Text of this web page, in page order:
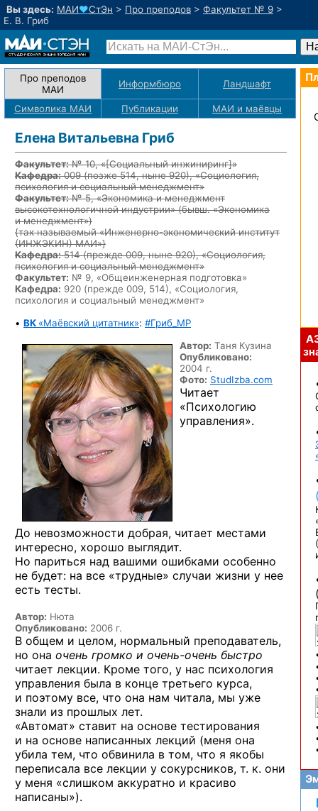
Вы здесь: МАИ♥СтЭн > Про преподов > Факультет № 9 >
Е. В. Гриб
Про преподов
МАИ
Информбюро Ландшафт
Символика МАИ Публикации МАИ и маёвцы
Елена Витальевна Гриб
Факультет:№ 10, «[Социальный инжиниринг]»
Кафедра:009(позже 514, ныне 920), «Социология,
психология и социальный менеджмент»
Факультет:№ 5, «Экономика и менеджмент
высокотехнологичной индустрии» (бывш. «Экономика
и менеджмент»)
{так называемый «Инженерно-экономический институт
(ИНЖЭКИН) МАИ»}
Кафедра:514(прежде 009, ныне 920), «Социология,
психология и социальный менеджмент»
Факультет: № 9, «Общеинженерная подготовка»
Кафедра: 920 (прежде 009, 514), «Социология,
психология и социальный менеджмент»
• ВК «Маёвский цитатник»: #Гриб_MP
Автор: Таня Кузина
Опубликовано:
2004 г.
Фото: StudIzba.com
Читает
«Психологию
управления».
До невозможности добрая, читает местами
интересно, хорошо выглядит.
Но париться над вашими ошибками особенно
не будет: на все «трудные» случаи жизни у нее
есть тесты.
Автор: Нюта
Опубликовано: 2006 г.
В общем и целом, нормальный преподаватель,
но она очень громко и очень-очень быстро
читает лекции. Кроме того, у нас психология
управления была в конце третьего курса,
и поэтому все, что она нам читала, мы уже
знали из прошлых лет.
«Автомат» ставит на основе тестирования
и на основе написанных лекций (меня она
убила тем, что обвинила в том, что я якобы
переписала все лекции у сокурсников, т. к. они
у меня «слишком аккуратно и красиво
написаны»).
(